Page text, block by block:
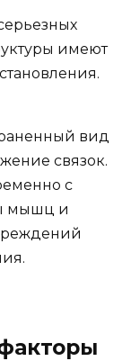
имеют
вид
связок.
с
мышц и